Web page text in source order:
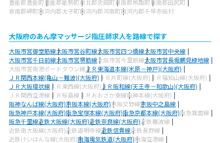
豊能郡豊能町豊能郡能勢町泉北郡忠岡町泉南郡熊取町泉南郡田尻町
泉南郡岬町南河内郡太子町南河内郡河南町南河内郡千早赤阪村
大阪府のあん摩マッサージ指圧師求人を路線で探す
大阪市営御堂筋線大阪市営谷町線大阪市営四つ橋線大阪市営中央線
大阪市営千日前線大阪市営堺筋線大阪市営今里筋線大阪市営長堀鶴見緑地線
大阪市営南港ポートタウン線ＪＲ東海道本線(米原－神戸)(大阪府)
ＪＲ関西本線(亀山－難波)(大阪府) ＪＲ片町線(大阪府) ＪＲ福知山線(大阪府)
ＪＲ大阪環状線 ＪＲ東西線(大阪府)ＪＲ阪和線(天王寺－和歌山)(大阪府)
ＪＲ関西空港線 ＪＲ桜島線 ＪＲおおさか東線阪神本線(大阪府)
阪神なんば線(大阪府)京阪本線(大阪府)京阪交野線京阪中之島線
阪急神戸本線(大阪府)阪急宝塚本線(大阪府)阪急京都本線(大阪府)阪急箕面線
阪急千里線近鉄大阪線(大阪府)近鉄奈良線(大阪府)近鉄難波線
近鉄南大阪線(大阪府)近鉄道明寺線近鉄信貴線近鉄長野線
近鉄けいはんな線(大阪府)南海電気鉄道(大阪府)南海空港線